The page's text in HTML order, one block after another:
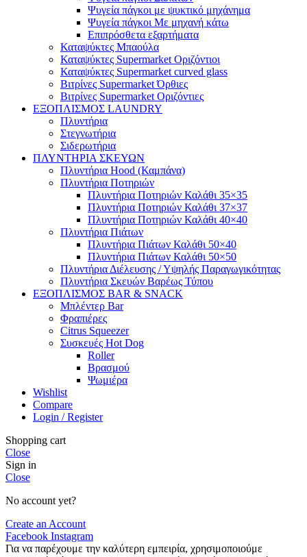
Ψυγεία πάγκοι με ψυκτικό μηχάνημα
Ψυγεία πάγκοι Με μηχανή κάτω
Επιπρόσθετα εξαρτήματα
Καταψύκτες Μπαούλα
Καταψύκτες Supermarket Οριζόντιοι
Καταψύκτες Supermarket curved glass
Βιτρίνες Supermarket Όρθιες
Βιτρίνες Supermarket Οριζόντιες
ΕΞΟΠΛΙΣΜΟΣ LAUNDRY
Πλυντήρια
Στεγνωτήρια
Σιδερωτήρια
ΠΛΥΝΤΗΡΙΑ ΣΚΕΥΩΝ
Πλυντήρια Hood (Καμπάνα)
Πλυντήρια Ποτηριών
Πλυντήρια Ποτηριών Καλάθι 35×35
Πλυντήρια Ποτηριών Καλάθι 37×37
Πλυντήρια Ποτηριών Καλάθι 40×40
Πλυντήρια Πιάτων
Πλυντήρια Πιάτων Καλάθι 50×40
Πλυντήρια Πιάτων Καλάθι 50×50
Πλυντήρια Διέλευσης / Υψηλής Παραγωγικότητας
Πλυντήρια Σκευών Βαρέως Τύπου
ΕΞΟΠΛΙΣΜΟΣ BAR & SNACK
Μπλέντερ Bar
Φραπιέρες
Citrus Squeezer
Συσκευές Hot Dog
Roller
Βρασμού
Ψωμιέρα
Wishlist
Compare
Login / Register
Shopping cart
Close
Sign in
Close
No account yet?
Create an Account
Facebook Instagram
Για να παρέχουμε την καλύτερη εμπειρία, χρησιμοποιούμε